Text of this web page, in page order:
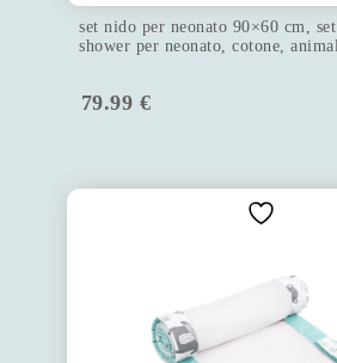
set nido per neonato 90×60 cm,
shower per neonato, cotone,
79.99 €